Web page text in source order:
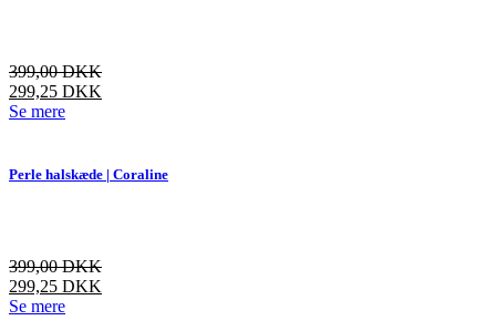
399,00DKK
299,25 DKK
Se mereDette
flere
på
varesiden
Perle halskæde | Coraline
399,00DKK
299,25 DKK
Se mereDette